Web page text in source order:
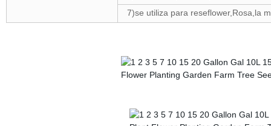
7)se utiliza para reseflower,Rosa,la